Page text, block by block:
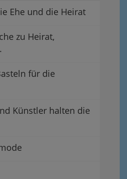
Ehe und die Heirat
zu Heirat,
für die
Künstler halten die